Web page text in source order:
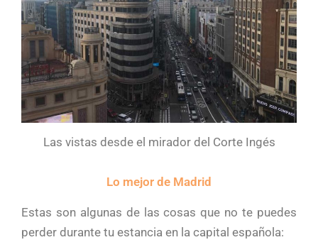
Las vistas desde el mirador del Corte Ingés
Lo mejor de Madrid
Estas son algunas de las cosas que no te puedes
perder durante tu estancia en la capital española: